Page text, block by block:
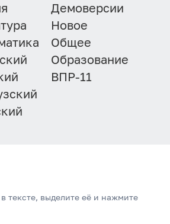
Демоверсии
Новое
Общее
Образование
ВПР-11
тексте, выделите её и нажмите